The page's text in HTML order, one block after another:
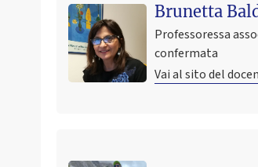
Brunetta
Professoressa
confermata
Vai al sito del
COLLOQUI ERASMUS 2026-2027 -
/ ERASMUS INTERVIEWS
13 gennaio